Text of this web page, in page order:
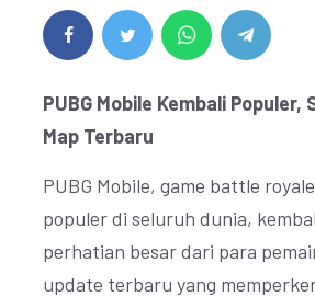
PUBG Mobile Kembali
Map Terbaru
PUBG Mobile, game battle
populer di seluruh dunia,
perhatian besar dari para
update terbaru yang